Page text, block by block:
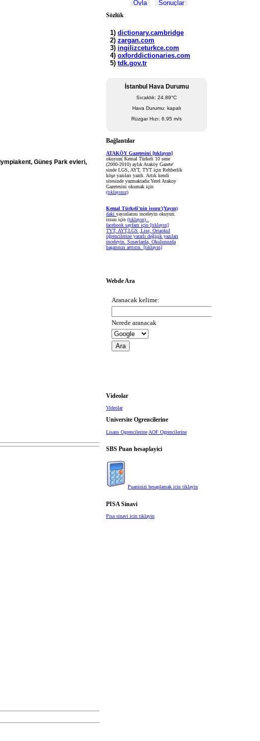
Güneş Park evleri,
Sözlük
İstanbul Hava Durumu
Sıcaklık: 24.89°C
Hava Durumu: kapalı
Rüzgar Hızı: 6.95 m/s
Bağlantılar
ATAKÖY Gazetesini [tıklayın]
okuyun( Kemal Türkeli 10 sene
(2000-2010) aylık Ataköy Gazete'
sinde LGS, AYT, TYT için Rehberlik
köşe yazıları yazdı. Artık kendi
sitesinde yazmaktadır.Yerel Atakoy
Gazetesini okumak için
(tıklayınız)
Kemal Türkeli'nin issuu'(Yayın)
daki yayınlarını inceleyin okuyun.
issuu için (tıklayın) .
facebook sayfam için [tıklayın]
TYT, AYT,LGS ,Lise, Ortaokul
öğrencilerine yararlı değişik yazıları
inceleyin. Sınavlarda, Okulunuzda
başarınızı arttırın. [tıklayın]
Webde Ara
Videolar
Videolar
Universite Ogrencilerine
Lisans Ogrencilerine AOF Ogrencilerine
SBS Puan hesaplayici
Puaninizi hesaplamak icin tiklayin
PISA Sinavi
Pisa sinavi icin tiklayin